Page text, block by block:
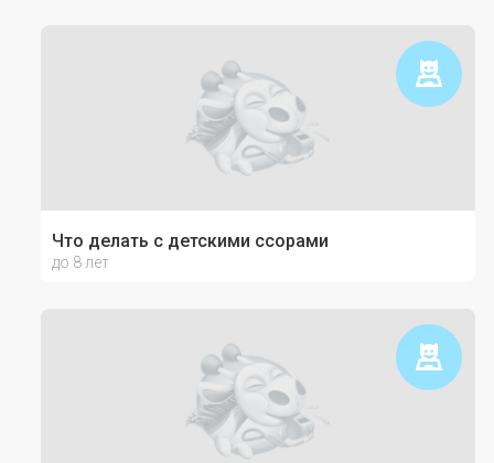
Что делать с детскими ссорами
до 8 лет